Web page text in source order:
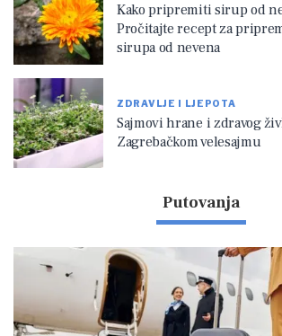
Kako pripremiti sirup od
Pročitajte recept za
sirupa od nevena
ZDRAVLJE I LJEPOTA
Sajmovi hrane i zdravog
Zagrebačkom velesajmu
Putovanja